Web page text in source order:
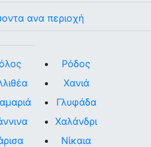
ανα περιοχή
Ρόδος
Χανιά
Γλυφάδα
Χαλάνδρι
Νίκαια